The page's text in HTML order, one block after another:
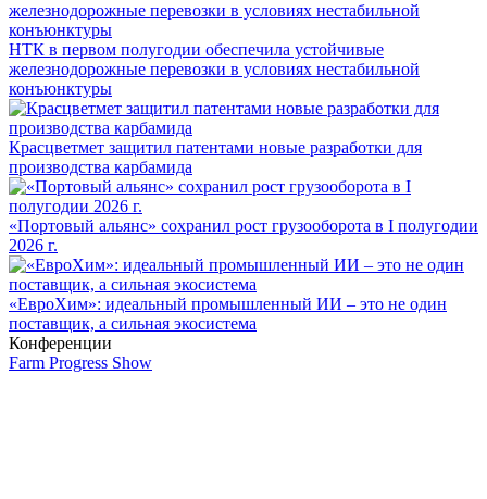
НТК в первом полугодии обеспечила устойчивые
железнодорожные перевозки в условиях нестабильной
конъюнктуры
Красцветмет защитил патентами новые разработки для
производства карбамида
«Портовый альянс» сохранил рост грузооборота в I полугодии
2026 г.
«ЕвроХим»: идеальный промышленный ИИ – это не один
поставщик, а сильная экосистема
Конференции
Farm Progress Show